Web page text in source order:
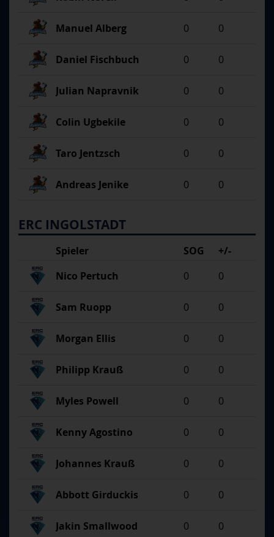
Manuel Alberg 0 0
Daniel Fischbuch 0 0
Julian Napravnik 0 0
Colin Ugbekile 0 0
Taro Jentzsch 0 0
Andreas Jenike 0 0
ERC INGOLSTADT
Spieler SOG
+/-
Nico Pertuch
0 0
Sam Ruopp 0 0
Morgan Ellis 0 0
Philipp Krauß 0 0
Myles Powell 0 0
Kenny Agostino 0 0
Johannes Krauß 0 0
Abbott Girduckis 0 0
Jakin Smallwood 0 0